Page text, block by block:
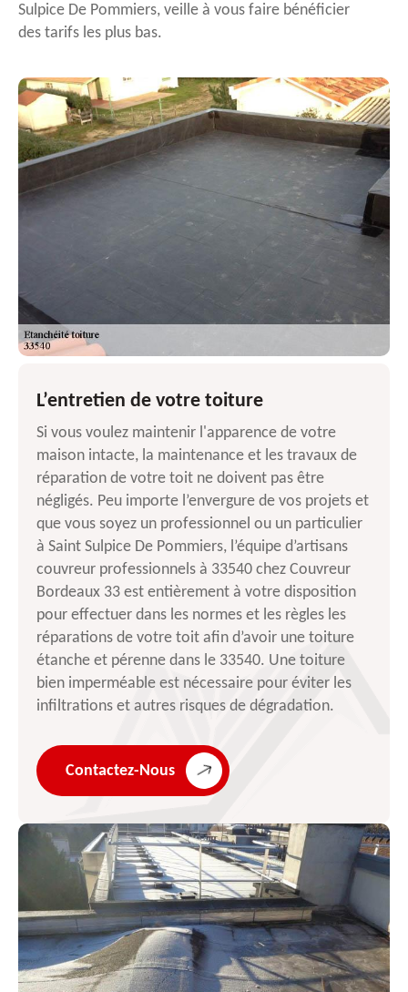
Sulpice De Pommiers, veille à vous faire bénéficier
des tarifs les plus bas.
L’entretien de votre toiture
Si vous voulez maintenir l'apparence de votre
maison intacte, la maintenance et les travaux de
réparation de votre toit ne doivent pas être
négligés. Peu importe l’envergure de vos projets et
que vous soyez un professionnel ou un particulier
à Saint Sulpice De Pommiers, l’équipe d’artisans
couvreur professionnels à 33540 chez Couvreur
Bordeaux 33 est entièrement à votre disposition
pour effectuer dans les normes et les règles les
réparations de votre toit afin d’avoir une toiture
étanche et pérenne dans le 33540. Une toiture
bien imperméable est nécessaire pour éviter les
infiltrations et autres risques de dégradation.
Contactez-Nous